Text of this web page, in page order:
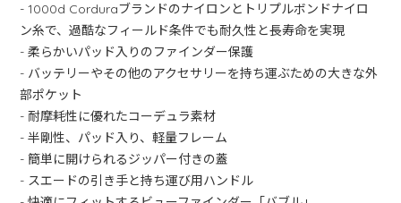
- 1000d Corduraブランドのナイロンとトリプルボンドナイロ
ン糸で、過酷なフィールド条件でも耐久性と長寿命を実現
- 柔らかいパッド入りのファインダー保護
- バッテリーやその他のアクセサリーを持ち運ぶための大きな外
部ポケット
- 耐摩耗性に優れたコーデュラ素材
- 半剛性、パッド入り、軽量フレーム
- 簡単に開けられるジッパー付きの蓋
- スエードの引き手と持ち運び用ハンドル